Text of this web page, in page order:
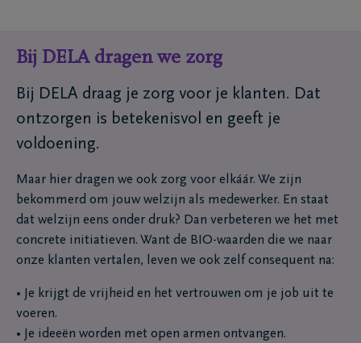
Bij DELA dragen we zorg
Bij DELA draag je zorg voor je klanten. Dat
ontzorgen is betekenisvol en geeft je
voldoening.
Maar hier dragen we ook zorg voor elkáár. We zijn
bekommerd om jouw welzijn als medewerker. En staat
dat welzijn eens onder druk? Dan verbeteren we het met
concrete initiatieven. Want de BIO-waarden die we naar
onze klanten vertalen, leven we ook zelf consequent na:
• Je krijgt de vrijheid en het vertrouwen om je job uit te
voeren.
• Je ideeën worden met open armen ontvangen.